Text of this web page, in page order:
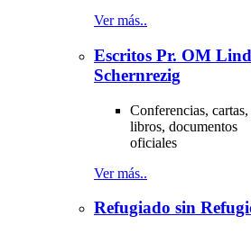
Ver más..
Escritos Pr. OM Lind
Schernrezig
Conferencias, cartas,
libros, documentos
oficiales
Ver más..
Refugiado sin